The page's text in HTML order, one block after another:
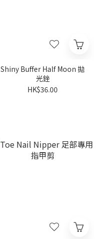
Shiny Buffer Half Moon 拋
光銼
HK$36.00